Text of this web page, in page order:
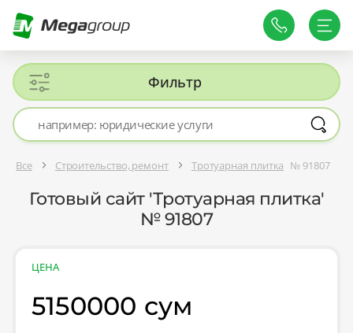
Фильтр
Все Строительство, ремонт Тротуарная плитка № 91807
Готовый сайт 'Тротуарная плитка'
№ 91807
ЦЕНА
5150000 сум